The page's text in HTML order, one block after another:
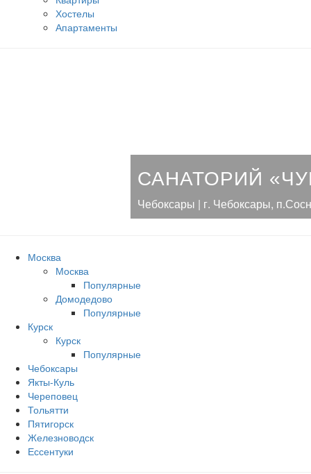
Хостелы
Апартаменты
САНАТОРИЙ
Чебоксары | г. Чебоксары,
Москва
Москва
Популярные
Домодедово
Популярные
Курск
Курск
Популярные
Чебоксары
Якты-Куль
Череповец
Тольятти
Пятигорск
Железноводск
Ессентуки